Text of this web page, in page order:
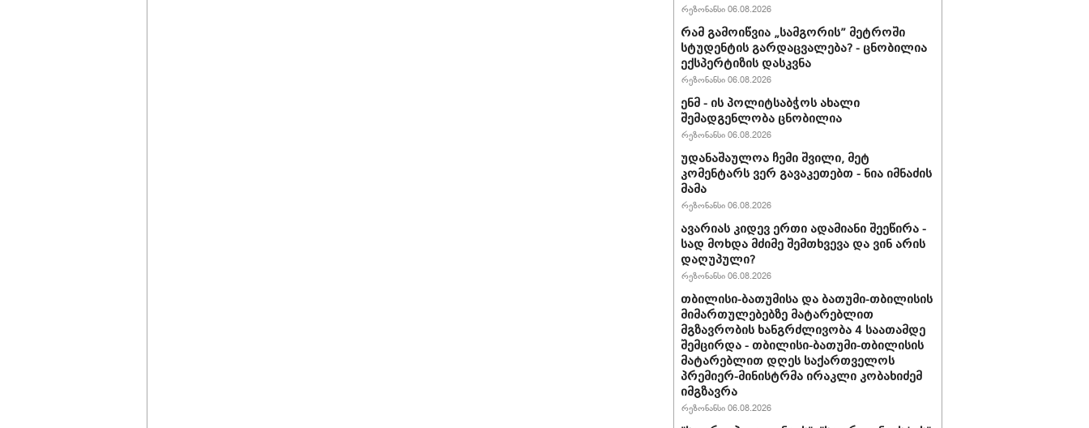
რეზონანსი 06.08.2026
რამ გამოიწვია „სამგორის” მეტროში
სტუდენტის გარდაცვალება? - ცნობილია
ექსპერტიზის დასკვნა
რეზონანსი 06.08.2026
ენმ - ის პოლიტსაბჭოს ახალი
შემადგენლობა ცნობილია
რეზონანსი 06.08.2026
უდანაშაულოა ჩემი შვილი, მეტ
კომენტარს ვერ გავაკეთებთ - ნია იმნაძის
მამა
რეზონანსი 06.08.2026
ავარიას კიდევ ერთი ადამიანი შეეწირა -
სად მოხდა მძიმე შემთხვევა და ვინ არის
დაღუპული?
რეზონანსი 06.08.2026
თბილისი-ბათუმისა და ბათუმი-თბილისის
მიმართულებებზე მატარებლით
მგზავრობის ხანგრძლივობა 4 საათამდე
შემცირდა - თბილისი-ბათუმი-თბილისის
მატარებლით დღეს საქართველოს
პრემიერ-მინისტრმა ირაკლი კობახიძემ
იმგზავრა
რეზონანსი 06.08.2026